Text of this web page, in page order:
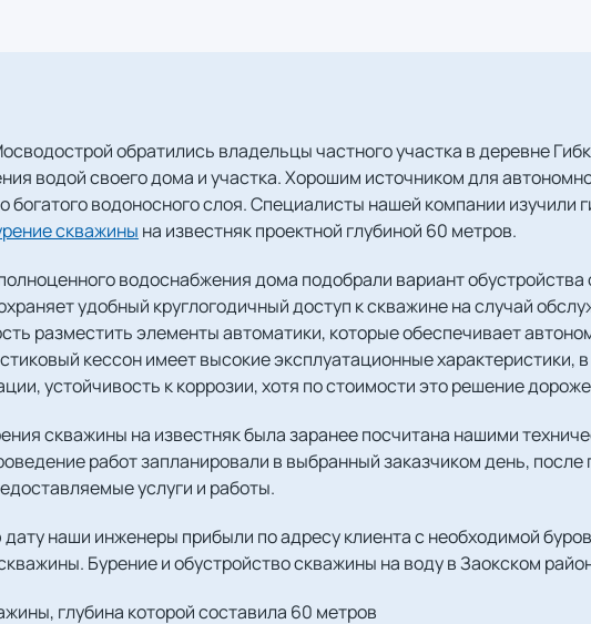
обратились владельцы частного участка в деревне
водой своего дома и участка. Хорошим источником для
богатого водоносного слоя. Специалисты нашей компании изучили
скважины на известняк проектной глубиной 60 метров.
водоснабжения дома подобрали вариант
удобный круглогодичный доступ к скважине на случай
разместить элементы автоматики, которые обеспечивает
кессон имеет высокие эксплуатационные характеристики,
устойчивость к коррозии, хотя по стоимости это решение
скважины на известняк была заранее посчитана нашими
работ запланировали в выбранный заказчиком день,
услуги и работы.
наши инженеры прибыли по адресу клиента с необходимой
Бурение и обустройство скважины на воду в Заокском
глубина которой составила 60 метров